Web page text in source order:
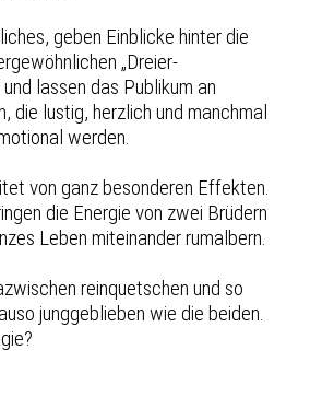
geben Einblicke hinter die
„Dreier-
lassen das Publikum an
die lustig, herzlich und manchmal
werden.
von ganz besonderen Effekten.
die Energie von zwei Brüdern
Leben miteinander rumalbern.
reinquetschen und so
junggeblieben wie die beiden.